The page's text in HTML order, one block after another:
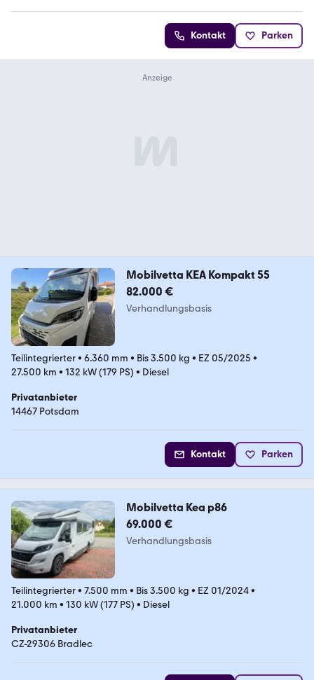
Kontakt Parken
Mobilvetta KEA Kompakt 55
82.000 €
Verhandlungsbasis
Teilintegrierter• 6.360 mm • Bis 3.500 kg • EZ 05/2025 •
27.500 km • 132 kW (179 PS) • Diesel
Privatanbieter
14467 Potsdam
Kontakt Parken
Mobilvetta Kea p86
69.000 €
Verhandlungsbasis
Teilintegrierter• 7.500 mm • Bis 3.500 kg • EZ 01/2024•
21.000 km • 130 kW (177 PS) • Diesel
Privatanbieter
CZ-29306 Bradlec